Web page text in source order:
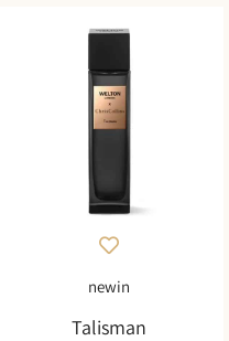
newin
Talisman